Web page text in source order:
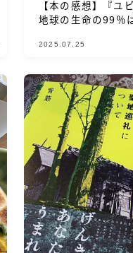
【本の感想】『ユ
地球の生命の99％
2025.07.25